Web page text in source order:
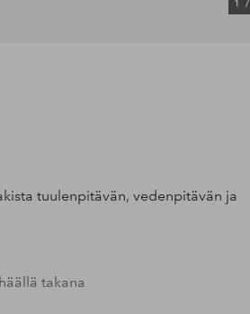
1/
tuulenpitävän, vedenpitävän ja
takana